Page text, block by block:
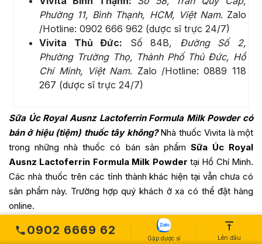
Phường 11, Bình Thạnh, HCM, Việt Nam. Zalo
/Hotline: 0902 666 962 (dược sĩ trực 24/7)
Vivita Thủ Đức: Số 84B, Đường Số 2,
Phường Trường Thọ, Thành Phố Thủ Đức, Hồ
Chí Minh, Việt Nam. Zalo /Hotline: 0889 118
267 (dược sĩ trực 24/7)
Sữa Úc Royal Ausnz Lactoferrin Formula Milk Powdercó
bán ở hiệu (tiệm) thuốc tây không?Nhà thuốc Vivita là một
trong những nhà thuốc có bán sản phẩm Sữa Úc Royal
Ausnz Lactoferrin Formula Milk Powder tại Hồ Chí Minh.
Các nhà thuốc trên các tỉnh thành khác hiện tại vẫn chưa có
sản phẩm này. Trường hợp quý khách ở xa có thể đặt hàng
online.
Quý khách ở xa có thể gọi cho trước cho dược sĩ để xác
0902 6669 62
Gặp dược sĩ Lên đầu